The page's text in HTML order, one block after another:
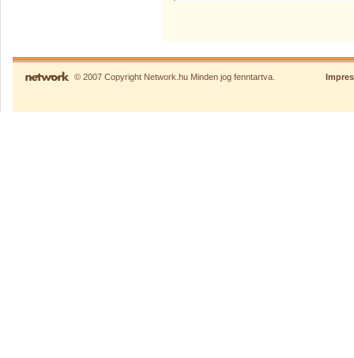
© 2007 Copyright Network.hu Minden jog fenntartva.